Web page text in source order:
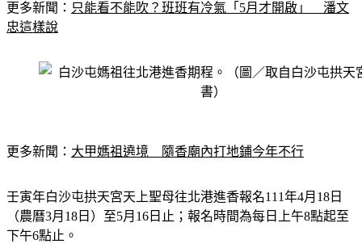
更多新聞： 只能看不能吹？班班有冷氣「5月才開啟」　潘文
忠這樣說
更多新聞： 大甲媽祖遶境　隨香廟內打地鋪今年不行
壬寅年白沙屯拱天宮天上聖母往北港進香報名111年4月18日
（農曆3月18日）至5月16日止；報名時間為每日上午8點起至
下午6點止。